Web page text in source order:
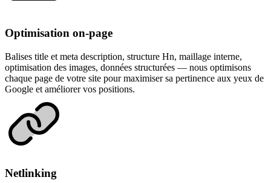
Optimisation on-page
Balises title et meta description, structure Hn, maillage interne,
optimisation des images, données structurées — nous optimisons
chaque page de votre site pour maximiser sa pertinence aux yeux de
Google et améliorer vos positions.
Netlinking